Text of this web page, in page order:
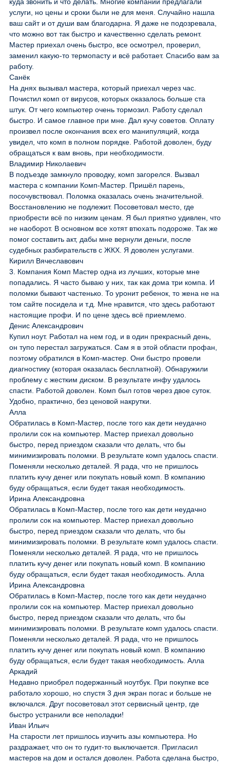
услуги, но цены и сроки были не для меня. Случайно нашла
ваш сайт и от души вам благодарна. Я даже не подозревала,
что можно вот так быстро и качественно сделать ремонт.
Мастер приехал очень быстро, все осмотрел, проверил,
заменил какую-то термопасту и всё работает. Спасибо вам за
работу.
Санёк
На днях вызывал мастера, который приехал через час.
Почистил комп от вирусов, которых оказалось больше ста
штук. От чего компьютер очень тормозил. Работу сделал
быстро. И самое главное при мне. Дал кучу советов. Оплату
произвел после окончания всех его манипуляций, когда
увидел, что комп в полном порядке. Работой доволен, буду
обращаться к вам вновь, при необходимости.
Владимир Николаевич
В подъезде замкнуло проводку, комп загорелся. Вызвал
мастера с компании Комп-Мастер. Пришёл парень,
посочувствовал. Поломка оказалась очень значительной.
Восстановлению не подлежит. Посоветовал место, где
приобрести всё по низким ценам. Я был приятно удивлен, что
не наоборот. В основном все хотят втюхать подороже. Так же
помог составить акт, дабы мне вернули деньги, после
судебных разбирательств с ЖКХ. Я доволен услугами.
Кирилл Вячеславович
3. Компания Комп Мастер одна из лучших, которые мне
попадались. Я часто бываю у них, так как дома три компа. И
поломки бывают частенько. То уронит ребенок, то жена не на
том сайте посидела и т.д. Мне нравится, что здесь работают
настоящие профи. И по цене здесь всё приемлемо.
Денис Александрович
Купил ноут. Работал на нем год, и в один прекрасный день,
он тупо перестал загружаться. Сам я в этой области профан,
поэтому обратился в Комп-мастер. Они быстро провели
диагностику (которая оказалась бесплатной). Обнаружили
проблему с жестким диском. В результате инфу удалось
спасти. Работой доволен. Комп был готов через двое суток.
Удобно, практично, без ценовой накрутки.
Алла
Обратилась в Комп-Мастер, после того как дети неудачно
пролили сок на компьютер. Мастер приехал довольно
быстро, перед приездом сказали что делать, что бы
минимизировать поломки. В результате комп удалось спасти.
Поменяли несколько деталей. Я рада, что не пришлось
платить кучу денег или покупать новый комп. В компанию
буду обращаться, если будет такая необходимость.
Ирина Александровна
Обратилась в Комп-Мастер, после того как дети неудачно
пролили сок на компьютер. Мастер приехал довольно
быстро, перед приездом сказали что делать, что бы
минимизировать поломки. В результате комп удалось спасти.
Поменяли несколько деталей. Я рада, что не пришлось
платить кучу денег или покупать новый комп. В компанию
буду обращаться, если будет такая необходимость. Алла
Ирина Александровна
Обратилась в Комп-Мастер, после того как дети неудачно
пролили сок на компьютер. Мастер приехал довольно
быстро, перед приездом сказали что делать, что бы
минимизировать поломки. В результате комп удалось спасти.
Поменяли несколько деталей. Я рада, что не пришлось
платить кучу денег или покупать новый комп. В компанию
буду обращаться, если будет такая необходимость. Алла
Аркадий
Недавно приобрел подержанный ноутбук. При покупке все
работало хорошо, но спустя 3 дня экран погас и больше не
включался. Друг посоветовал этот сервисный центр, где
быстро устранили все неполадки!
Иван Ильич
На старости лет пришлось изучить азы компьютера. Но
раздражает, что он то гудит-то выключается. Пригласил
мастеров на дом и остался доволен. Работа сделана быстро,